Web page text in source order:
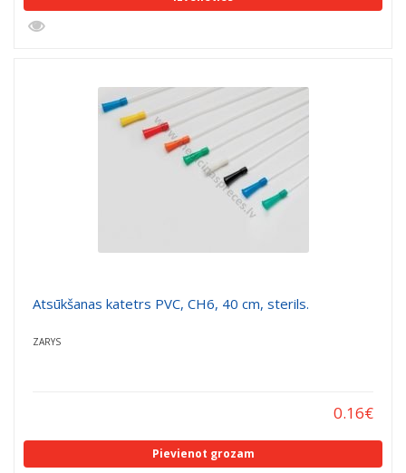
Atsūkšanas katetrs PVC, CH6, 40 cm, sterils.
ZARYS
0.16€
Pievienot grozam